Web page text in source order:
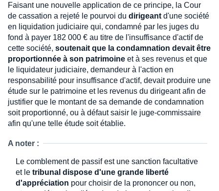
Faisant une nouvelle application de ce principe, la Cour
de cassation a rejeté le pourvoi du dirigeant d'une société
en liquidation judiciaire qui, condamné par les juges du
fond à payer 182 000 € au titre de l'insuffisance d'actif de
cette société, soutenait que la condamnation devait être
proportionnée à son patrimoine et à ses revenus et que
le liquidateur judiciaire, demandeur à l'action en
responsabilité pour insuffisance d'actif, devait produire une
étude sur le patrimoine et les revenus du dirigeant afin de
justifier que le montant de sa demande de condamnation
soit proportionné, ou à défaut saisir le juge-commissaire
afin qu'une telle étude soit établie.
A noter :
Le comblement de passif est une sanction facultative
et le tribunal dispose d'une grande liberté
d'appréciation pour choisir de la prononcer ou non,